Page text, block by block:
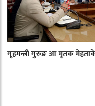
गृहमन्त्री गुरुङ आ मृतक मेहताके